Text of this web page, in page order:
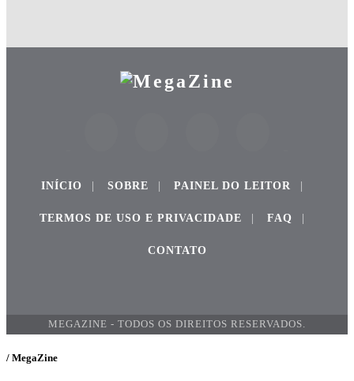
INÍCIO | SOBRE | PAINEL DO LEITOR |
TERMOS DE USO E PRIVACIDADE | FAQ |
CONTATO
MEGAZINE - TODOS OS DIREITOS RESERVADOS.
/ MegaZine